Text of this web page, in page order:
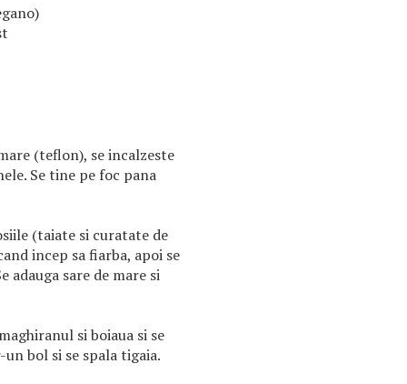
(teflon), se incalzeste
Se tine pe foc pana
(taiate si curatate de
incep sa fiarba, apoi se
adauga sare de mare si
si boiaua si se
bol si se spala tigaia.